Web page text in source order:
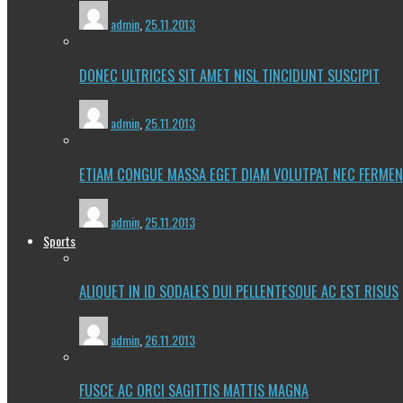
admin,25.11.2013
DONEC ULTRICES SIT AMET NISL TINCIDUNT SUSCIPIT
admin 25.11.2013
ETIAM CONGUE MASSA EGET DIAM VOLUTPAT NEC
admin 25.11.2013
Sports
ALIQUET IN ID SODALES DUI PELLENTESQUE AC EST RISUS
admin 26.11.2013
FUSCE AC ORCI SAGITTIS MATTIS MAGNA